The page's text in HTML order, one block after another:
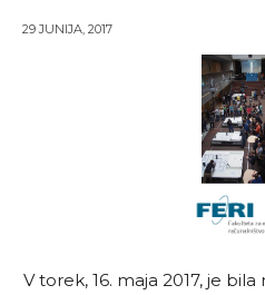
29 JUNIJA, 2017
V torek, 16. maja 2017, je